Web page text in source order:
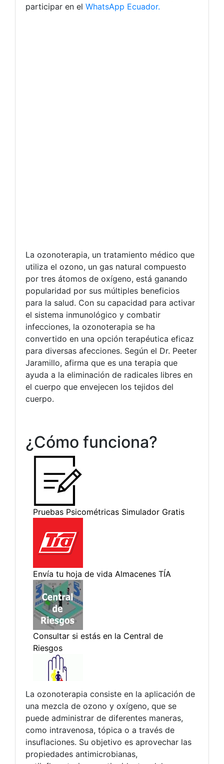
participar en el WhatsApp Ecuador.
La ozonoterapia, un tratamiento médico que
utiliza el ozono, un gas natural compuesto
por tres átomos de oxígeno, está ganando
popularidad por sus múltiples beneficios
para la salud. Con su capacidad para activar
el sistema inmunológico y combatir
infecciones, la ozonoterapia se ha
convertido en una opción terapéutica eficaz
para diversas afecciones. Según el Dr. Peeter
Jaramillo, afirma que es una terapia que
ayuda a la eliminación de radicales libres en
el cuerpo que envejecen los tejidos del
cuerpo.
¿Cómo funciona?
La ozonoterapia consiste en la aplicación de
una mezcla de ozono y oxígeno, que se
puede administrar de diferentes maneras,
como intravenosa, tópica o a través de
insuflaciones. Su objetivo es aprovechar las
propiedades antimicrobianas,